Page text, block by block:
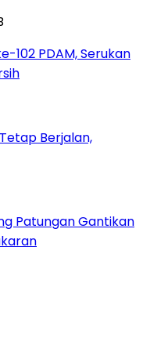
102 PDAM, Serukan
Berjalan,
Patungan Gantikan